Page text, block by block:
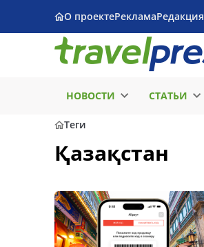
О проектеРекламаРедакция
НОВОСТИ СТАТЬИ
Теги
Қазақстан